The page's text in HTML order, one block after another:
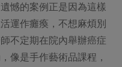
憾的案例正是因為這樣
運作癱瘓，不想麻煩別
不定期在院內舉辦癌症
像是手作藝術品課程，